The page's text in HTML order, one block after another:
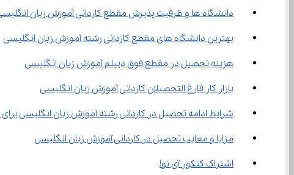
دانشگاه ها و ظرفیت پذیرش مقطع کاردانی آموزش زبان
بهترین دانشگاه های مقطع کاردانی رشته آموزش زبان انگلیسی
هزینه تحصیل در مقطع فوق دیپلم آموزش زبان انگلیسی
بازار کار فارغ التحصیلان کاردانی آموزش زبان انگلیسی
شرایط ادامه تحصیل در کاردانی رشته آموزش زبان انگلیسی
مزایا و معایب تحصیل در کاردانی آموزش زبان انگلیسی
اشتراک کنکور آی نو!